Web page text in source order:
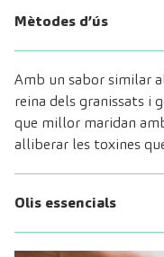
Mètodes d’ús
Amb un sabor similar
reina dels granissats i
que millor maridan
alliberar les toxines
Olis essencials